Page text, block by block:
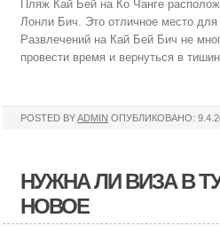
Пляж Кай Бей на Ко Чанге
Лонли Бич. Это отличное место
Развлечений на Кай Бей Бич не
провести время и вернуться в
POSTED BYADMIN ОПУБЛИКОВАНО:
НУЖНА ЛИ ВИЗА В
НОВОЕ